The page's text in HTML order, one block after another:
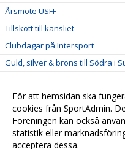
Årsmöte USFF
Tillskott till kansliet
Clubdagar på Intersport
Guld, silver & brons till Södra i
För att hemsidan ska
cookies från SportAdmin.
Föreningen kan också
statistik eller
acceptera dessa.